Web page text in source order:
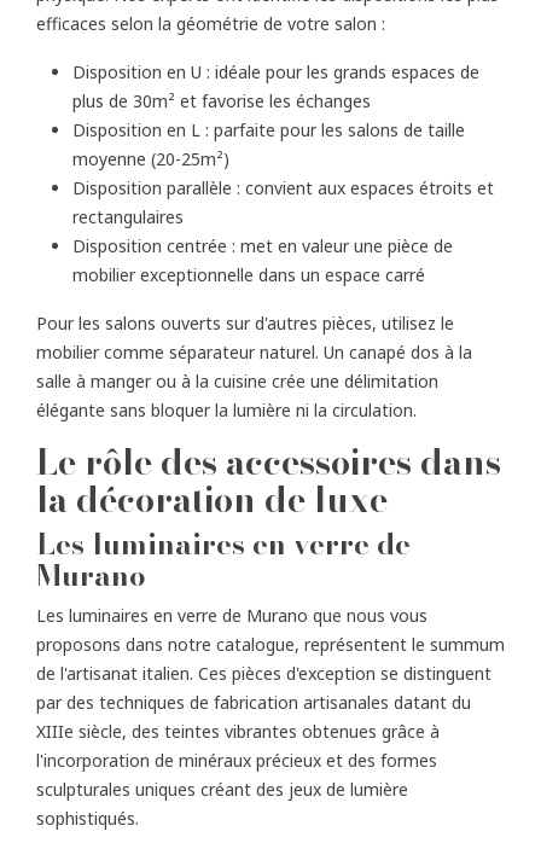
efficaces selon la géométrie de votre salon :
Disposition en U : idéale pour les grands espaces de
plus de 30m² et favorise les échanges
Disposition en L : parfaite pour les salons de taille
moyenne (20-25m²)
Disposition parallèle : convient aux espaces étroits et
rectangulaires
Disposition centrée : met en valeur une pièce de
mobilier exceptionnelle dans un espace carré
Pour les salons ouverts sur d'autres pièces, utilisez le
mobilier comme séparateur naturel. Un canapé dos à la
salle à manger ou à la cuisine crée une délimitation
élégante sans bloquer la lumière ni la circulation.
Le rôle des accessoires dans
la décoration de luxe
Les luminaires en verre de
Murano
Les luminaires en verre de Murano que nous vous
proposons dans notre catalogue, représentent le summum
de l'artisanat italien. Ces pièces d'exception se distinguent
par des techniques de fabrication artisanales datant du
XIIIe siècle, des teintes vibrantes obtenues grâce à
l'incorporation de minéraux précieux et des formes
sculpturales uniques créant des jeux de lumière
sophistiqués.